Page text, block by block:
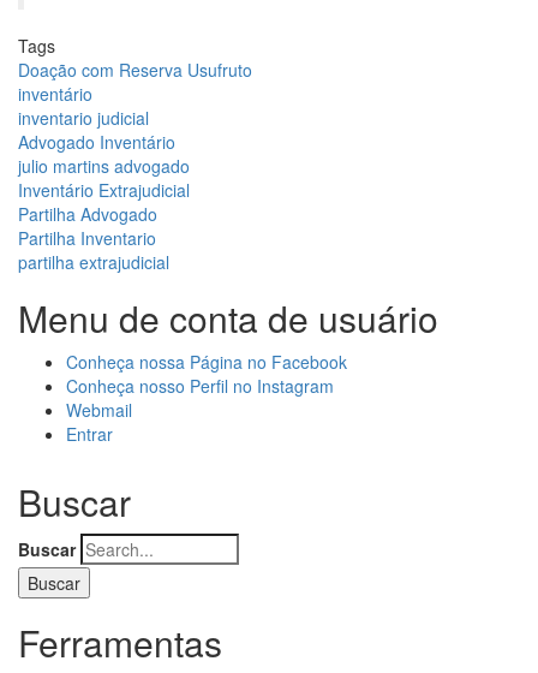
Tags
Doação com Reserva Usufruto
inventário
inventario judicial
Advogado Inventário
julio martins advogado
Inventário Extrajudicial
Partilha Advogado
Partilha Inventario
partilha extrajudicial
Menu de conta de usuário
Conheça nossa Página no Facebook
Conheça nosso Perfil no Instagram
Webmail
Entrar
Buscar
Buscar
Ferramentas